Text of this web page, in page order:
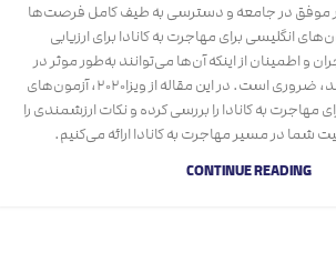
موفق در جامعه و دسترسی به طیف کامل فرصت‌ها
انگلیسی برای مهاجرت به کانادا برای ارزیابی
و اطمینان از اینکه آن‌ها می‌توانند به‌طور موثر در
جامعه کانادا ادغام شوند، ضروری است. در این مقاله از ویزا۲۰۲۰، آزمون‌های
مهاجرت به کانادا را بررسی کرده و نکات ارزشمندی را
شما در مسیر مهاجرت به کانادا ارائه می‌کنیم.
CONTINUE READING